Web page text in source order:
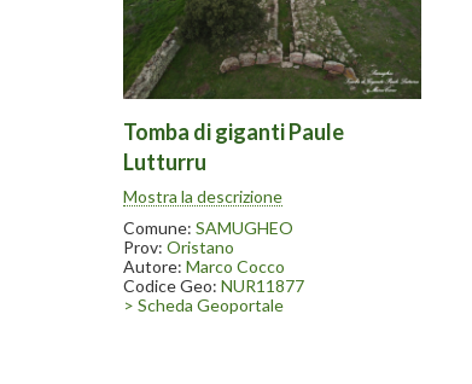
Tomba di giganti Paule
Lutturru
Scavata nel 1996-97. Nelle vicinanze
sono state ritrovate numerose statue
menhir conservate in parte presso il
museo dell’arte tessile in Samugheo.
Mostra la descrizione
Comune: SAMUGHEO
Prov: Oristano
Autore: Marco Cocco
Codice Geo: NUR11877
> Scheda Geoportale